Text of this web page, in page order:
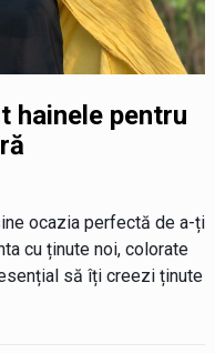
hainele pentru
ocazia perfectă de a-ți
cu ținute noi, colorate
să îți creezi ținute